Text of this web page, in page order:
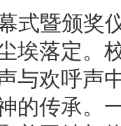
式暨颁奖
埃落定。
与欢呼声
的传承。